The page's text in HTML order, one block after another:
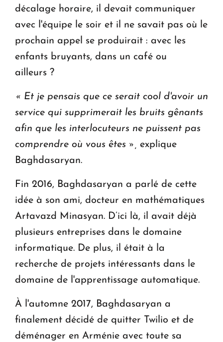
décalage horaire, il devait communiquer
avec l'équipe le soir et il ne savait pas où le
prochain appel se produirait : avec les
enfants bruyants, dans un café ou
ailleurs ?
« Et je pensais que ce serait cool d'avoir un
service qui supprimerait les bruits gênants
afin que les interlocuteurs ne puissent pas
comprendre où vous êtes », explique
Baghdasaryan.
Fin 2016, Baghdasaryan a parlé de cette
idée à son ami, docteur en mathématiques
Artavazd Minasyan. D’ici là, il avait déjà
plusieurs entreprises dans le domaine
informatique. De plus, il était à la
recherche de projets intéressants dans le
domaine de l'apprentissage automatique.
À l'automne 2017, Baghdasaryan a
finalement décidé de quitter Twilio et de
déménager en Arménie avec toute sa